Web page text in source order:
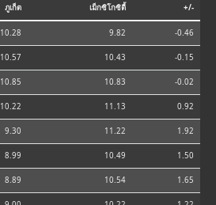
ภูเก็ต เม็กซิโกซิตี้ +/-
10.28 9.82 -0.46
10.57 10.43 -0.15
10.85 10.83 -0.02
10.22 11.13 0.92
9.30 11.22 1.92
8.99 10.49 1.50
8.89 10.54 1.65